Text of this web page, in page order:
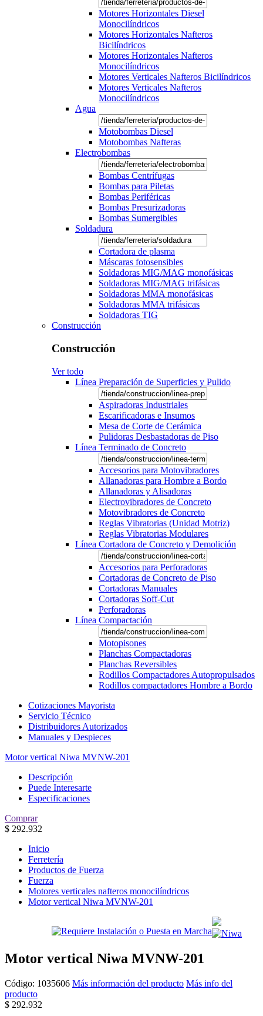
Motores Horizontales Diesel
Monocilíndricos
Motores Horizontales Nafteros
Bicilíndricos
Motores Horizontales Nafteros
Monocilíndricos
Motores Verticales Nafteros Bicilíndricos
Motores Verticales Nafteros
Monocilíndricos
Agua
Motobombas Diesel
Motobombas Nafteras
Electrobombas
Bombas Centrífugas
Bombas para Piletas
Bombas Periféricas
Bombas Presurizadoras
Bombas Sumergibles
Soldadura
Cortadora de plasma
Máscaras fotosensibles
Soldadoras MIG/MAG monofásicas
Soldadoras MIG/MAG trifásicas
Soldadoras MMA monofásicas
Soldadoras MMA trifásicas
Soldadoras TIG
Construcción
Construcción
Ver todo
Línea Preparación de Superficies y Pulido
Aspiradoras Industriales
Escarificadoras e Insumos
Mesa de Corte de Cerámica
Pulidoras Desbastadoras de Piso
Línea Terminado de Concreto
Accesorios para Motovibradores
Allanadoras para Hombre a Bordo
Allanadoras y Alisadoras
Electrovibradores de Concreto
Motovibradores de Concreto
Reglas Vibratorias (Unidad Motriz)
Reglas Vibratorias Modulares
Línea Cortadora de Concreto y Demolición
Accesorios para Perforadoras
Cortadoras de Concreto de Piso
Cortadoras Manuales
Cortadoras Soff-Cut
Perforadoras
Línea Compactación
Motopisones
Planchas Compactadoras
Planchas Reversibles
Rodillos Compactadores Autopropulsados
Rodillos compactadores Hombre a Bordo
Cotizaciones Mayorista
Servicio Técnico
Distribuidores Autorizados
Manuales y Despieces
Motor vertical Niwa MVNW-201
Descripción
Puede Interesarte
Especificaciones
Comprar
$ 292.932
Inicio
Ferretería
Productos de Fuerza
Fuerza
Motores verticales nafteros monocilíndricos
Motor vertical Niwa MVNW-201
Motor vertical Niwa MVNW-201
Código: 1035606 Más información del producto Más info del
producto
$ 292.932